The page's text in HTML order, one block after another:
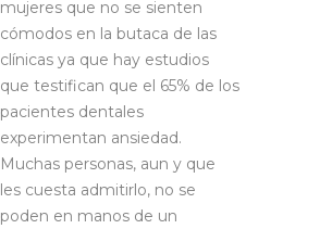
mujeres que no se sienten
cómodos en la butaca de las
clínicas ya que hay estudios
que testifican que el 65% de los
pacientes dentales
experimentan ansiedad.
Muchas personas, aun y que
les cuesta admitirlo, no se
poden en manos de un